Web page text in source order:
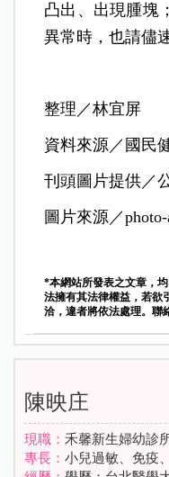
凸出、出現腫塊
異常時，也請儘
整理／林宜屏
資料來源／國民
刊頭圖片提供／
圖片來源／photo-
*本網站所發表之文章，
法擁有其法律權益，若欲
洽，違者將依法處理。聯
陳映庄
現職： 禾馨新生婦幼診
專長： 小兒過敏、免疫